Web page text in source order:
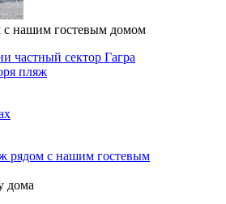
с нашим гостевым домом
дома